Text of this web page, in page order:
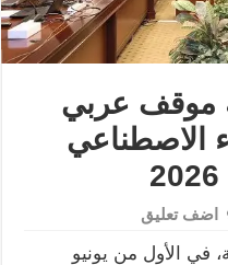
موقف عربي
الاصطناعي
اضف تعليق
في الأول من يونيو